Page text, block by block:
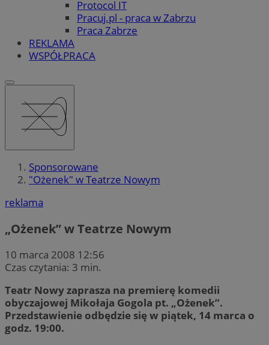
Protocol IT
Pracuj.pl - praca w Zabrzu
Praca Zabrze
REKLAMA
WSPÓŁPRACA
Sponsorowane
"Ożenek" w Teatrze Nowym
reklama
„Ożenek” w Teatrze Nowym
10 marca 2008 12:56
Czas czytania: 3 min.
Teatr Nowy zaprasza na premierę komedii
obyczajowej Mikołaja Gogola pt. „Ożenek”.
Przedstawienie odbędzie się w piątek, 14 marca o
godz. 19:00.